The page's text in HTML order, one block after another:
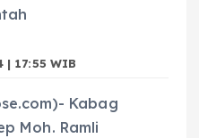
17:55 WIB
Kabag
Moh. Ramli